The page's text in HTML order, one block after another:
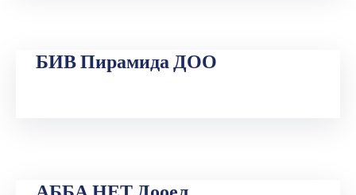
БИВ Пирамида ДОО